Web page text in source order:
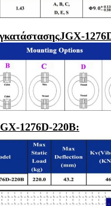
JGX-
1276D-220B: